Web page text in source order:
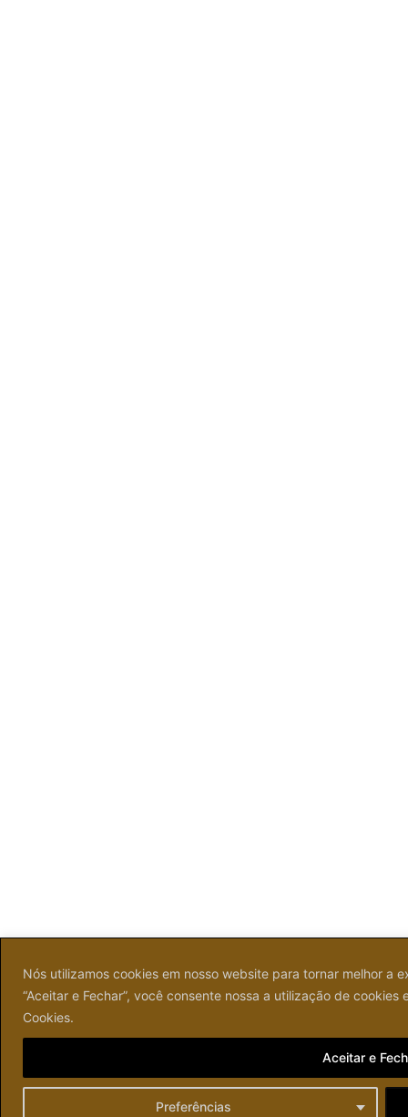
Nós utilizamos cookies em nosso website para tornar melhor a
“Aceitar e Fechar”, você consente nossa a utilização de
Cookies.
Preferências
Aceitar e